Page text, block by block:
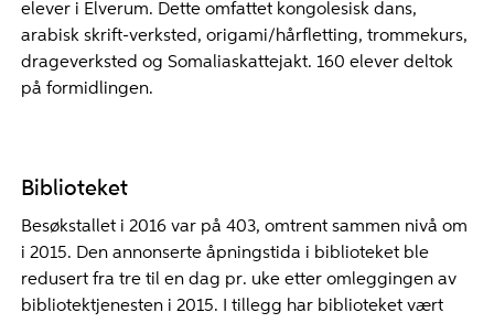
elever i Elverum. Dette omfattet kongolesisk dans,
arabisk skrift-verksted, origami/hårfletting, trommekurs,
drageverksted og Somaliaskattejakt. 160 elever deltok
på formidlingen.
Biblioteket
Besøkstallet i 2016 var på 403, omtrent sammen nivå om
i 2015. Den annonserte åpningstida i biblioteket ble
redusert fra tre til en dag pr. uke etter omleggingen av
bibliotektjenesten i 2015. I tillegg har biblioteket vært